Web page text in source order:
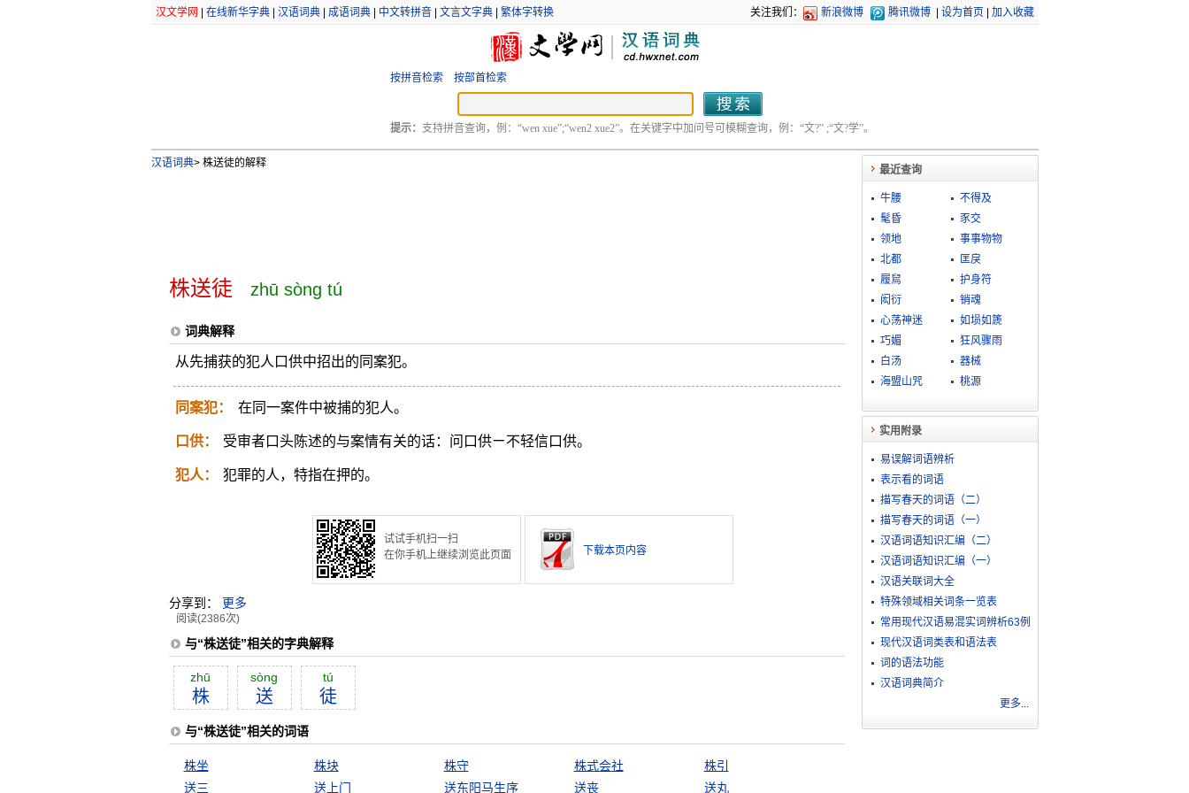
汉文学网 在线新华字典| 汉语词典| 成语词典| 中文转拼音| 文言文字典| 繁体字转换 关注我们： 新浪微博 腾讯微博 设为首页 加入收藏
按拼音检索 按部首检索
提示： 支持拼音查询，例：“wen xue”;“wen2 xue2”。在关键字中加问号可模糊查询，例：“文?” ;“文?学”。
汉语词典>株送徒的解释
株送徒 zhū sòng tú
词典解释
从先捕获的犯人口供中招出的同案犯。
同案犯： 在同一案件中被捕的犯人。
口供： 受审者口头陈述的与案情有关的话：问口供ㄧ不轻信口供。
犯人： 犯罪的人，特指在押的。
试试手机扫一扫
在你手机上继续浏览此页面
下载本页内容
分享到： 更多
阅读(2386次)
与“株送徒”相关的字典解释
zhū
株
sòng
送
tú
徒
与“株送徒”相关的词语
株坐 株块 株守 株式会社
株引
送三
送上门 送东阳马生序 送丧 送丸
最近查询
牛腰
不得及
髦昏
豕交
领地
事事物物
北都
匡戾
履舃
护身符
闳衍
销魂
心荡神迷
如埙如篪
巧媚
狂风骤雨
白汤
器械
海盟山咒
桃源
实用附录
易误解词语辨析
表示看的词语
描写春天的词语（二）
描写春天的词语（一）
汉语词语知识汇编（二）
汉语词语知识汇编（一）
汉语关联词大全
特殊领域相关词条一览表
常用现代汉语易混实词辨析63例
现代汉语词类表和语法表
词的语法功能
汉语词典简介
更多...